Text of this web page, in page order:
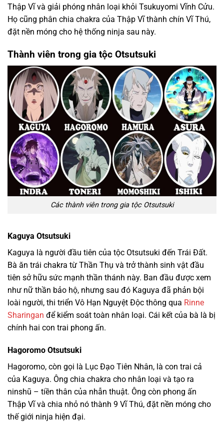
Thập Vĩ và giải phóng nhân loại khỏi Tsukuyomi Vĩnh Cửu.
Họ cũng phân chia chakra của Thập Vĩ thành chín Vĩ Thú,
đặt nền móng cho hệ thống ninja sau này.
Thành viên trong gia tộc Otsutsuki
Các thành viên trong gia tộc Otsutsuki
Kaguya Otsutsuki
Kaguya là người đầu tiên của tộc Otsutsuki đến Trái Đất.
Bà ăn trái chakra từ Thần Thụ và trở thành sinh vật đầu
tiên sở hữu sức mạnh thần thánh này. Ban đầu được xem
như nữ thần bảo hộ, nhưng sau đó Kaguya đã phản bội
loài người, thi triển Vô Hạn Nguyệt Độc thông qua Rinne
Sharingan để kiểm soát toàn nhân loại. Cái kết của bà là bị
chính hai con trai phong ấn.
Hagoromo Otsutsuki
Hagoromo, còn gọi là Lục Đạo Tiên Nhân, là con trai cả
của Kaguya. Ông chia chakra cho nhân loại và tạo ra
ninshū – tiền thân của nhẫn thuật. Ông còn phong ấn
Thập Vĩ và chia nhỏ nó thành 9 Vĩ Thú, đặt nền móng cho
thế giới ninja hiện đại.